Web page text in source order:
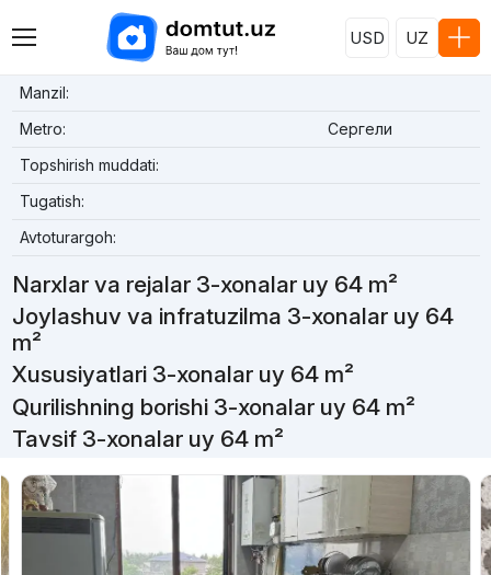
USD UZ
Manzil:
Metro:
Сергели
Topshirish muddati:
Tugatish:
Avtoturargoh:
Narxlar va rejalar 3-xonalar uy 64 m²
Joylashuv va infratuzilma 3-xonalar uy 64
m²
Xususiyatlari 3-xonalar uy 64 m²
Qurilishning borishi 3-xonalar uy 64 m²
Tavsif 3-xonalar uy 64 m²